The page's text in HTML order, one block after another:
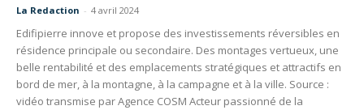
La Redaction - 4 avril 2024
Edifipierre innove et propose des investissements réversibles en
résidence principale ou secondaire. Des montages vertueux, une
belle rentabilité et des emplacements stratégiques et attractifs en
bord de mer, à la montagne, à la campagne et à la ville. Source :
vidéo transmise par Agence COSM Acteur passionné de la